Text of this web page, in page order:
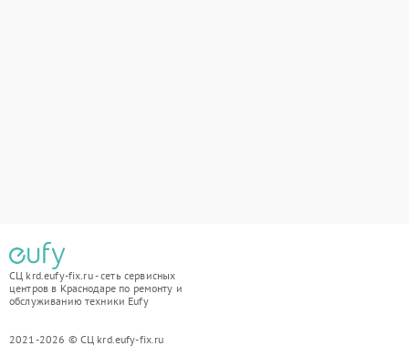
СЦ krd.eufy-fix.ru - сеть сервисных
центров в Краснодаре по ремонту и
обслуживанию техники Eufy
2021-2026 © СЦ krd.eufy-fix.ru